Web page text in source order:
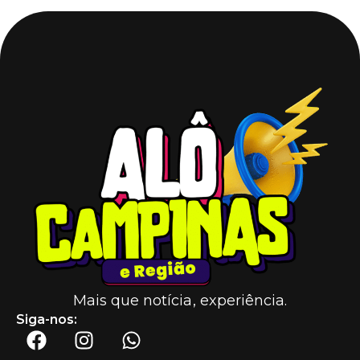
Mais que notícia, experiência.
Siga-nos: